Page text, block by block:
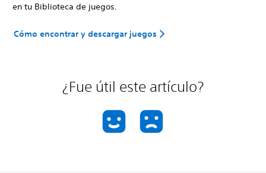
en tu Biblioteca de juegos.
Cómo encontrar y descargar juegos
¿Fue útil este artículo?